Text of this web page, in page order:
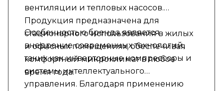
вентиляции и тепловых насосов.
Продукция предназначена для
стационарного использования в жилых
и офисных помещениях, обеспечивая
комфортный микроклимат в любое
время года.
Особенностью бренда является
внедрение современных технологий,
таких как инверторные компрессоры и
системы интеллектуального
управления. Благодаря применению